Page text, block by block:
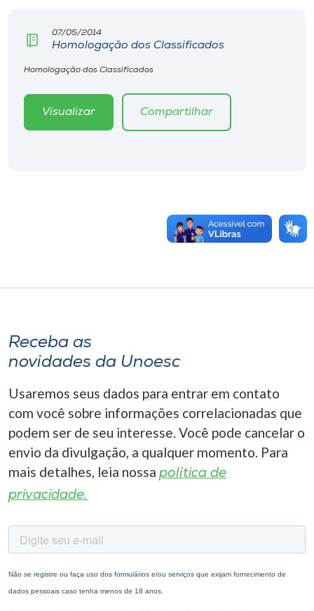
07/05/2014
Homologação dos Classificados
Homologação dos Classificados
Visualizar Compartilhar
Receba as
novidades da Unoesc
Usaremos seus dados para entrar em contato
com você sobre informações correlacionadas que
podem ser de seu interesse. Você pode cancelar o
envio da divulgação, a qualquer momento. Para
mais detalhes, leia nossa política de
privacidade.